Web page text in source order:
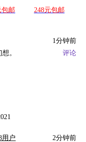
！
包邮 248元包邮
1分钟前
。
评论
用户
2分钟前